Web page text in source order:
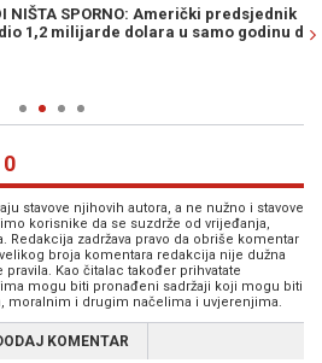
SPORNO: Američki predsjednik
dolara u samo godinu dana...
0
stavove njihovih autora, a ne nužno i stavove
korisnike da se suzdrže od vrijeđanja,
Redakcija zadržava pravo da obriše komentar
broja komentara redakcija nije dužna
Kao čitalac također prihvatate
mogu biti pronađeni sadržaji koji mogu biti
moralnim i drugim načelima i uvjerenjima.
KOMENTAR